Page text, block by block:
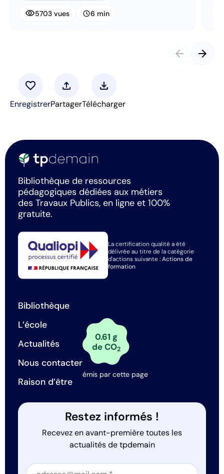
visibility5703 vues schedule6 min
arrow_back arrow_forward
favorite
Enregistrer
upload
Partager
download
Télécharger
Bibliothèque de ressources
pédagogiques dédiées aux métiers
des Travaux Publics, en ligne et 100%
gratuite.
La certification qualité a été
délivrée au titre de la catégorie
d'actions suivante :Actions de
formation
Bibliothèque
L’école
Actualités
Nous contacter
Raison d’être
0.61 g
de CO2
émis par cette page
Restez informés !
Recevez en avant-première toutes les
actualités de tpdemain